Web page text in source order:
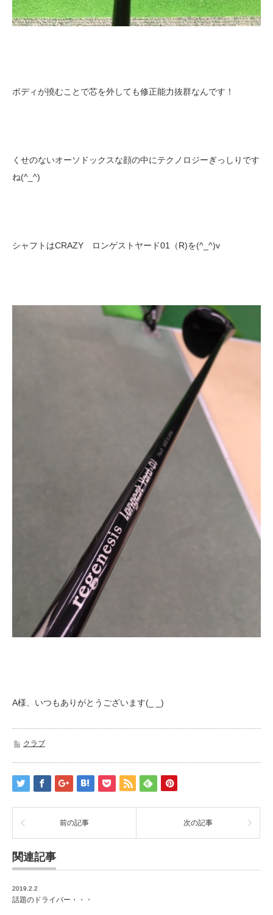
ボディが撓むことで芯を外しても修正能力抜群なんです！
くせのないオーソドックスな顔の中にテクノロジーぎっしりです
ね(^_^)
シャフトはCRAZY ロンゲストヤード01（R)を(^_^)v
A様、いつもありがとうございます(_ _)
クラブ
前の記事 次の記事
関連記事
2019.2.2
話題のドライバー・・・